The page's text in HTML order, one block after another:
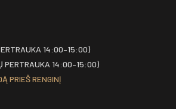
14:00–15:00)
PERTRAUKA 14:00–15:00)
PRIEŠ RENGINĮ